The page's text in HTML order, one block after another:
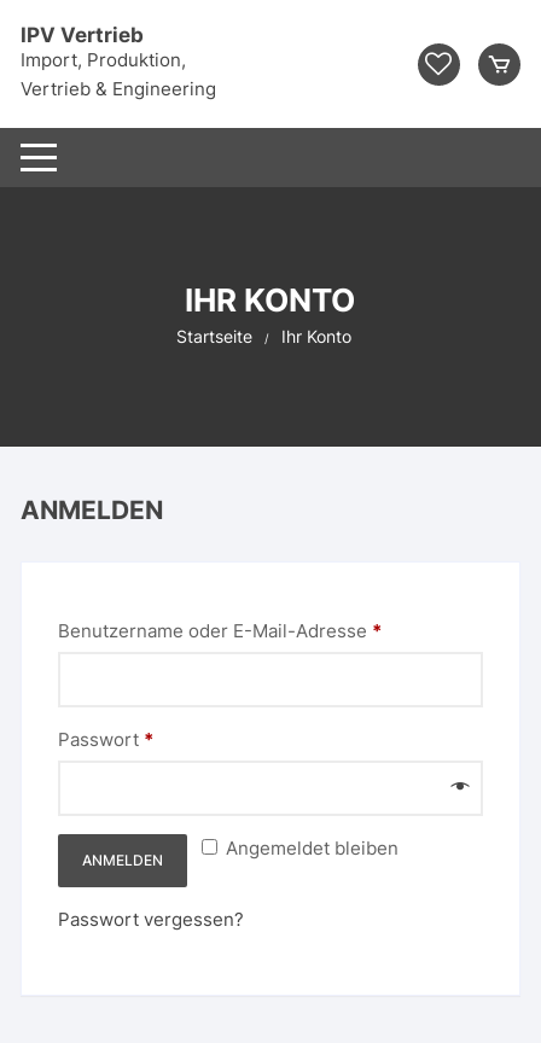
Inhalt
springen
IPV Vertrieb
Import, Produktion,
Vertrieb & Engineering
IHR KONTO
Startseite Ihr Konto
ANMELDEN
Benutzername oder E-Mail-Adresse *
Passwort *
Angemeldet bleiben
ANMELDEN
Passwort vergessen?